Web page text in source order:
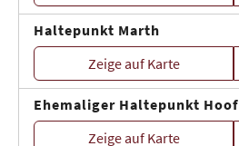
Haltepunkt Marth
Zeige auf Karte
Ehemaliger Haltepunkt Hoof
Zeige auf Karte